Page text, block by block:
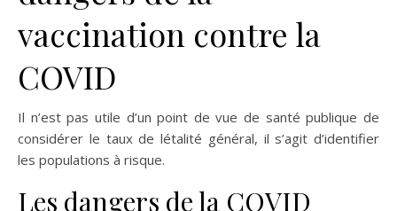
vaccination contre la
COVID
Il n’est pas utile d’un point de vue de santé publique de
considérer le taux de létalité général, il s’agit d’identifier
les populations à risque.
Les dangers de la COVID